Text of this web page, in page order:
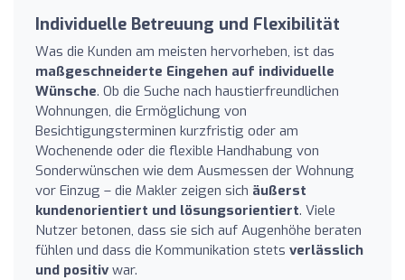
Individuelle Betreuung und Flexibilität
Was die Kunden am meisten hervorheben, ist das
maßgeschneiderte Eingehen auf individuelle
Wünsche. Ob die Suche nach haustierfreundlichen
Wohnungen, die Ermöglichung von
Besichtigungsterminen kurzfristig oder am
Wochenende oder die flexible Handhabung von
Sonderwünschen wie dem Ausmessen der Wohnung
vor Einzug – die Makler zeigen sich äußerst
kundenorientiert und lösungsorientiert. Viele
Nutzer betonen, dass sie sich auf Augenhöhe beraten
fühlen und dass die Kommunikation stets verlässlich
und positiv war.